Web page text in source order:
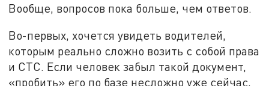
Вообще, вопросов пока больше, чем ответов.
Во-первых, хочется увидеть водителей,
которым реально сложно возить с собой права
и СТС. Если человек забыл такой документ,
«пробить» его по базе несложно уже сейчас,